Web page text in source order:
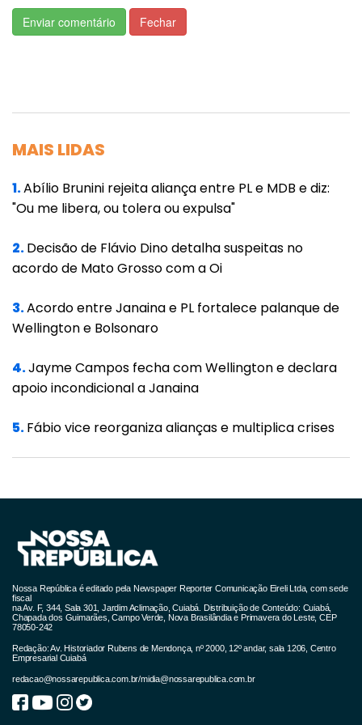
notificou, até a tarde desta terça-feira (21.07),
Foram registradas cerca de 1.756 novas
confirmações de coronavírus no Estado. Entre
casos confirmados, suspeitos e descartados
públicas e 411 em enfermarias públicas.
taxa de ocupação de UTI a equipe considerou
adulto, que está em 321. Com isso, a taxa de
ocupação está em 88,79% para UTIs e em
50,31% para enfermarias. Dos 37.429 casos
confirmados da Covid-19 em Mato Grosso,
Dentre os 10 municípios com maior número de
casos de Covid-19, estão Cuiabá (8.094),
Lucas do Rio Verde (2.092), Tangará da Serra
(1.641), Primavera do Leste (1.420), Sorriso
(1.413), Sinop (1.253), Nova Mutum (1.011) e
Pontes e Lacerda (792).
Ministério mantém silêncio
Enviar comentário Fechar
MAIS LIDAS
1.Abílio Brunini rejeita aliança entre PL e MDB e diz:
"Ou me libera, ou tolera ou expulsa"
2.Decisão de Flávio Dino detalha suspeitas no
acordo de Mato Grosso com a Oi
3.Acordo entre Janaina e PL fortalece palanque de
Wellington e Bolsonaro
4.Jayme Campos fecha com Wellington e declara
apoio incondicional a Janaina
5.Fábio vice reorganiza alianças e multiplica crises
Nossa República é editado pela Newspaper Reporter Comunicação Eireli Ltda, com sede
fiscal
na Av. F, 344, Sala 301, Jardim Aclimação, Cuiabá. Distribuição de Conteúdo: Cuiabá,
Chapada dos Guimarães, Campo Verde, Nova Brasilândia e Primavera do Leste, CEP
78050-242
Redação: Av. Historiador Rubens de Mendonça, nº 2000, 12º andar, sala 1206, Centro
Empresarial Cuiabá
redacao@nossarepublica.com.br/midia@nossarepublica.com.br